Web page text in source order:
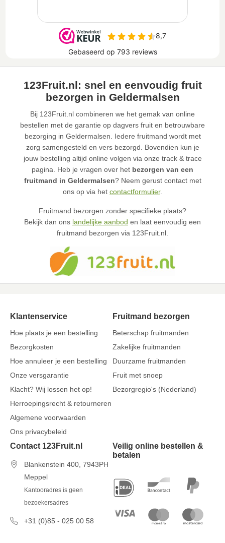
123Fruit.nl: snel en eenvoudig fruit
bezorgen in Geldermalsen
Bij 123Fruit.nl combineren we het gemak van online
bestellen met de garantie op dagvers fruit en betrouwbare
bezorging in Geldermalsen. Iedere fruitmand wordt met
zorg samengesteld en vers bezorgd. Bovendien kun je
jouw bestelling altijd online volgen via onze track & trace
pagina. Heb je vragen over het bezorgen van een
fruitmand in Geldermalsen? Neem gerust contact met
ons op via het contactformulier.
Fruitmand bezorgen zonder specifieke plaats?
Bekijk dan ons landelijke aanbod en laat eenvoudig een
fruitmand bezorgen via 123Fruit.nl.
Klantenservice
Hoe plaats je een bestelling
Bezorgkosten
Hoe annuleer je een bestelling
Onze versgarantie
Klacht? Wij lossen het op!
Herroepingsrecht & retourneren
Algemene voorwaarden
Ons privacybeleid
Fruitmand bezorgen
Beterschap fruitmanden
Zakelijke fruitmanden
Duurzame fruitmanden
Fruit met snoep
Bezorgregio's (Nederland)
Contact 123Fruit.nl
Blankenstein 400, 7943PH
Meppel
Kantooradres is geen
bezoekersadres
+31 (0)85 - 025 00 58
Veilig online bestellen &
betalen